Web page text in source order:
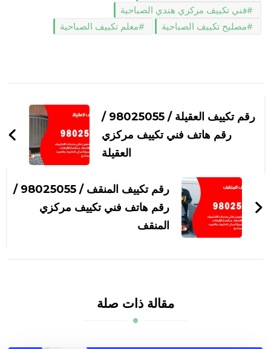
فني تكييف مركزي هندي الصباحية
مصليح تكييف الصباحية
معلم تكييف الصباحية
بين
التدوينات
رقم تكييف العقيلة / 98025055 /
رقم هاتف فني تكييف مركزي
العقيلة
رقم تكييف المنقف / 98025055 /
رقم هاتف فني تكييف مركزي
المنقف
مقالة ذات صلة